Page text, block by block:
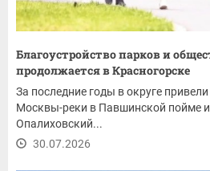
Благоустройство парков и
продолжается в Красногорске
За последние годы в округе
Москвы-реки в Павшинской пойме
Опалиховский...
30.07.2026